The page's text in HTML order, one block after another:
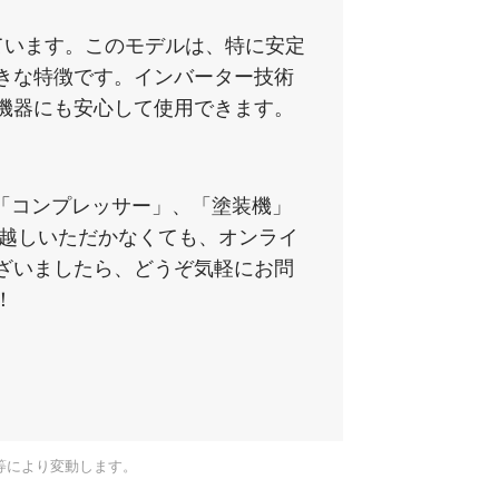
ます。このモデルは、特に安定
な特徴です。インバーター技術
にも安心して使用できます。
ンプレッサー」、「塗装機」
しいただかなくても、オンライ
いましたら、どうぞ気軽にお問
より変動します。